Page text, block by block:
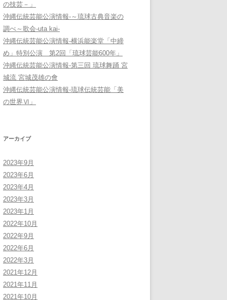
の技芸－」
沖縄伝統芸能公演情報-～琉球古典音楽の
調べ～歌会-uta kai-
沖縄伝統芸能公演情報-横浜能楽堂「中締
め」特別公演 第2回「琉球芸能600年」
沖縄伝統芸能公演情報-第三回 琉球舞踊 宮
城流 宮城茂雄の會
沖縄伝統芸能公演情報-琉球伝統芸能「美
の世界Ⅵ」
アーカイブ
2023年9月
2023年6月
2023年4月
2023年3月
2023年1月
2022年10月
2022年9月
2022年6月
2022年3月
2021年12月
2021年11月
2021年10月